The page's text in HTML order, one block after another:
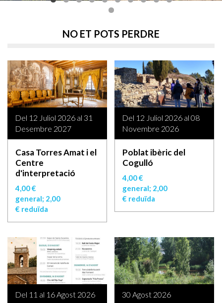
NO ET POTS PERDRE
Del 12 Juliol 2026 al 31
Desembre 2027
Casa Torres Amat i el
Centre
d'interpretació
4,00 €
general; 2,00
€ reduïda
Del 12 Juliol 2026 al 08
Novembre 2026
Poblat ibèric del
Cogulló
4,00 €
general; 2,00
€ reduïda
Del 11 al 16 Agost 2026 30 Agost 2026